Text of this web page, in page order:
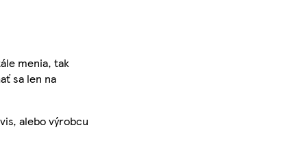
menia, tak
sa len na
alebo výrobcu